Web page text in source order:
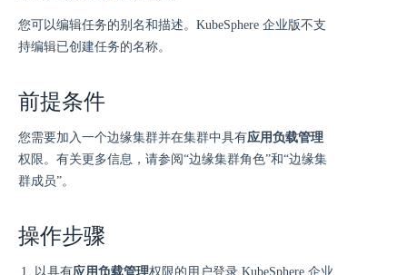
您可以编辑任务的别名和描述。KubeSphere 企业版不支
持编辑已创建任务的名称。
前提条件
您需要加入一个边缘集群并在集群中具有应用负载管理
权限。有关更多信息，请参阅“边缘集群角色”和“边缘集
群成员”。
操作步骤
以具有应用负载管理权限的用户登录 KubeSphere 企业